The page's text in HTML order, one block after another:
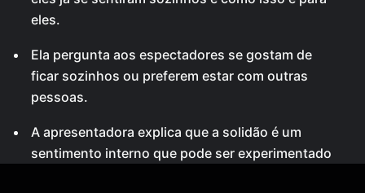
eles.
Ela pergunta aos espectadores se gostam de
ficar sozinhos ou preferem estar com outras
pessoas.
A apresentadora explica que a solidão é um
sentimento interno que pode ser experimentado